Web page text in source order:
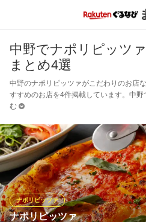
中野でナポリピッツ
まとめ4選
中野のナポリピッツァがこだわりのお店
すすめのお店を4件掲載しています。中
む
ナポリピッツァ
ナポリピッツァ